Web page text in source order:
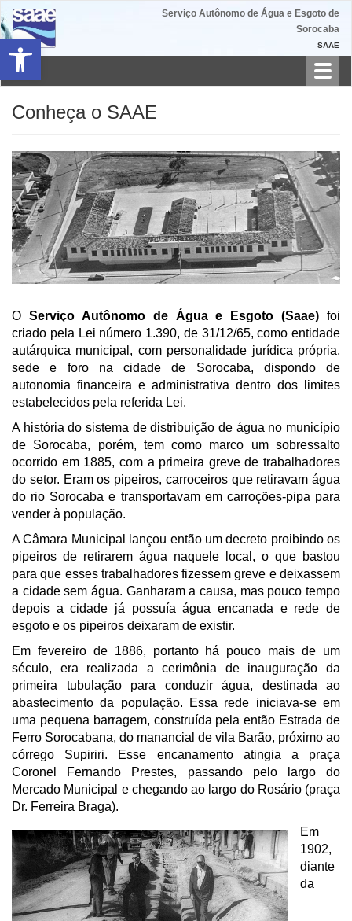
Barra de Ferramentas Aberta
Serviço Autônomo de Água e Esgoto de
Sorocaba
SAAE
Conheça o SAAE
O Serviço Autônomo de Água e Esgoto (Saae) foi
criado pela Lei número 1.390, de 31/12/65, como entidade
autárquica municipal, com personalidade jurídica própria,
sede e foro na cidade de Sorocaba, dispondo de
autonomia financeira e administrativa dentro dos limites
estabelecidos pela referida Lei.
A história do sistema de distribuição de água no município
de Sorocaba, porém, tem como marco um sobressalto
ocorrido em 1885, com a primeira greve de trabalhadores
do setor. Eram os pipeiros, carroceiros que retiravam água
do rio Sorocaba e transportavam em carroções-pipa para
vender à população.
A Câmara Municipal lançou então um decreto proibindo os
pipeiros de retirarem água naquele local, o que bastou
para que esses trabalhadores fizessem greve e deixassem
a cidade sem água. Ganharam a causa, mas pouco tempo
depois a cidade já possuía água encanada e rede de
esgoto e os pipeiros deixaram de existir.
Em fevereiro de 1886, portanto há pouco mais de um
século, era realizada a cerimônia de inauguração da
primeira tubulação para conduzir água, destinada ao
abastecimento da população. Essa rede iniciava-se em
uma pequena barragem, construída pela então Estrada de
Ferro Sorocabana, do manancial de vila Barão, próximo ao
córrego Supiriri. Esse encanamento atingia a praça
Coronel Fernando Prestes, passando pelo largo do
Mercado Municipal e chegando ao largo do Rosário (praça
Dr. Ferreira Braga).
Em
1902,
diante
da